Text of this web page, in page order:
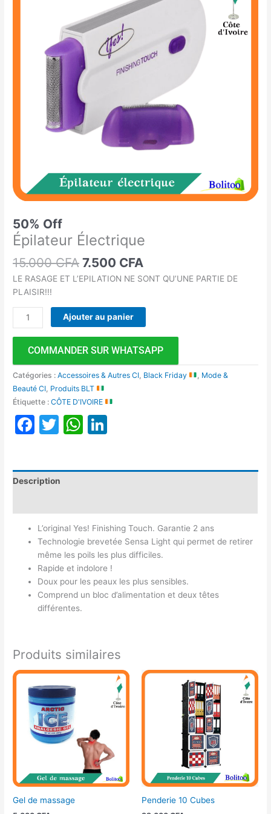
50% Off
Épilateur Électrique
15.000CFA
15.000 CFA.
7.500 CFA
7.500 CFA.
LE RASAGE ET L’EPILATION NE SONT QU’UNE PARTIE DE
PLAISIR!!!
Ajouter au panier
COMMANDER SUR WHATSAPP
Catégories :Accessoires & Autres CI Black Friday
Mode &
Beauté CI Produits BLT
Étiquette :CÔTE D'IVOIRE
Facebook
TwitterWhatsApp
Description
L’original Yes! Finishing Touch. Garantie 2 ans
Technologie brevetée Sensa Light qui permet de retirer
même les poils les plus difficiles.
Rapide et indolore !
Doux pour les peaux les plus sensibles.
Comprend un bloc d’alimentation et deux têtes
différentes.
Produits similaires
Gel de massage Penderie 10 Cubes